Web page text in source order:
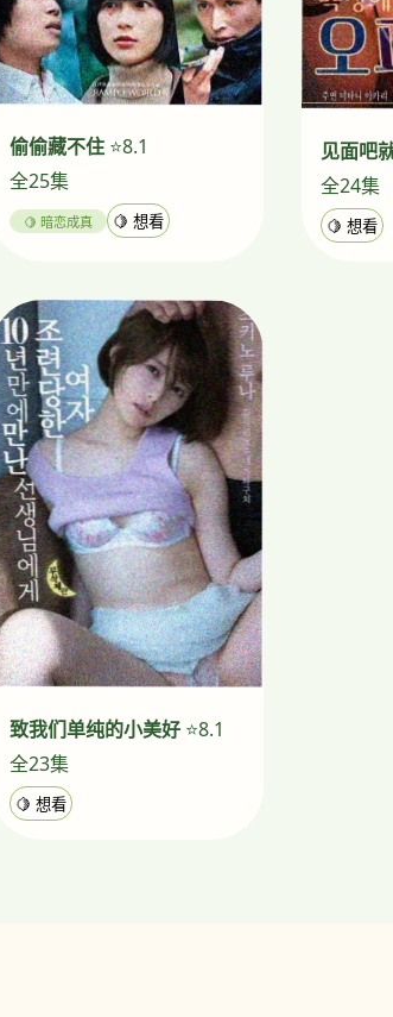
偷偷藏不住⭐8.1
全25集
🍋 暗恋成真 🍋 想看
见面吧
全24集
🍋 想看
致我们单纯的小美好⭐8.1
全23集
🍋 想看